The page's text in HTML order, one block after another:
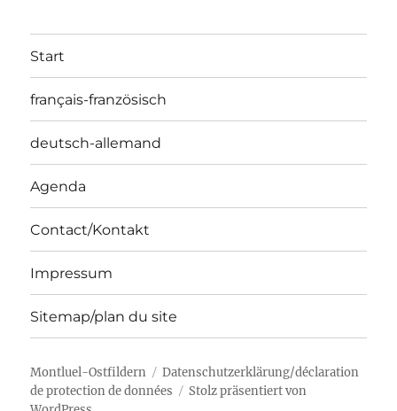
Start
français-französisch
deutsch-allemand
Agenda
Contact/Kontakt
Impressum
Sitemap/plan du site
Montluel-Ostfildern
Datenschutzerklärung/déclaration
de protection de données
Stolz präsentiert von